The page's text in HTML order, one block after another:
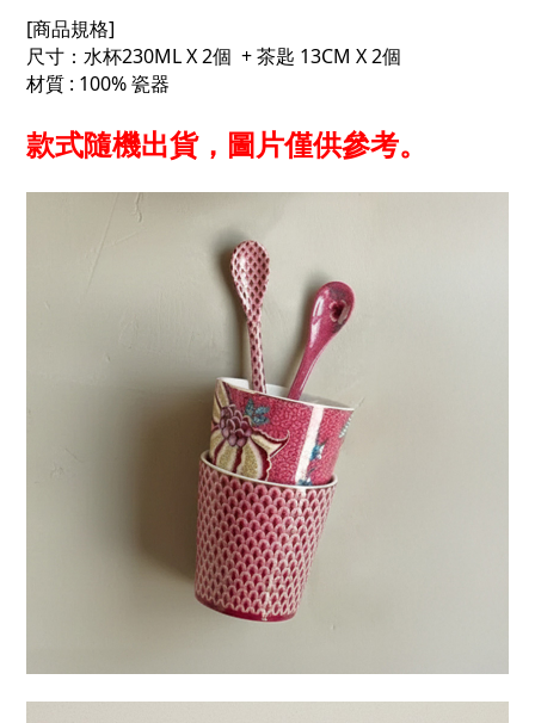
[商品規格]
尺寸：水杯230ML X 2個 + 茶匙 13CM X 2個
材質 : 100% 瓷器
款式隨機出貨，圖片僅供參考。